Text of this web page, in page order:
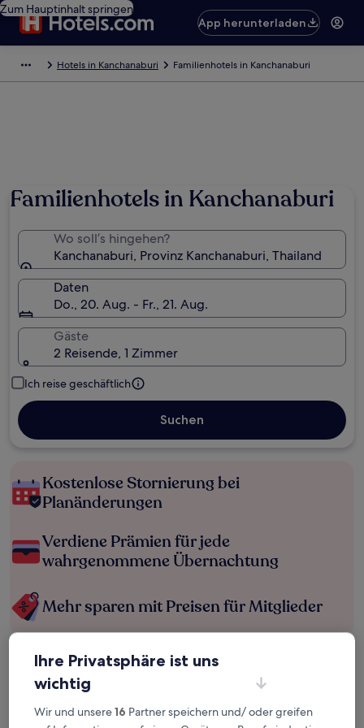
Zum Hauptinhalt springen
App herunterladen
Hotels in Kanchanaburi Familienhotels in Kanchanaburi
Familienhotels in Kanchanaburi
Wo soll’s hingehen?
Kanchanaburi, Provinz Kanchanaburi, Thailand
Daten
Do., 20. Aug. - Fr., 21. Aug.
Gäste
2 Reisende, 1 Zimmer
Ich reise geschäftlich
Suchen
Kostenlose Stornierung bei
Planänderungen
Verdiene Prämien für jede
wahrgenommene Übernachtung
Mehr sparen mit Preisen für Mitglieder
Überprüfe die Preise für diese Daten
7. Aug. - 8. Aug.
Ihre Privatsphäre ist uns
wichtig
Wir und unsere16 Partner speichern und/ oder greifen